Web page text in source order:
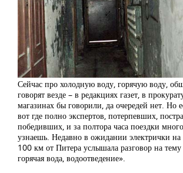
Сейчас про холодную воду, горячую воду,
говорят везде – в редакциях газет, в
магазинах бы говорили, да очередей нет. Но
вот где полно экспертов, потерпевших,
победивших, и за полтора часа поездки
узнаешь. Недавно в ожидании электрички на
100 км от Питера услышала разговор на
горячая вода, водоотведение».